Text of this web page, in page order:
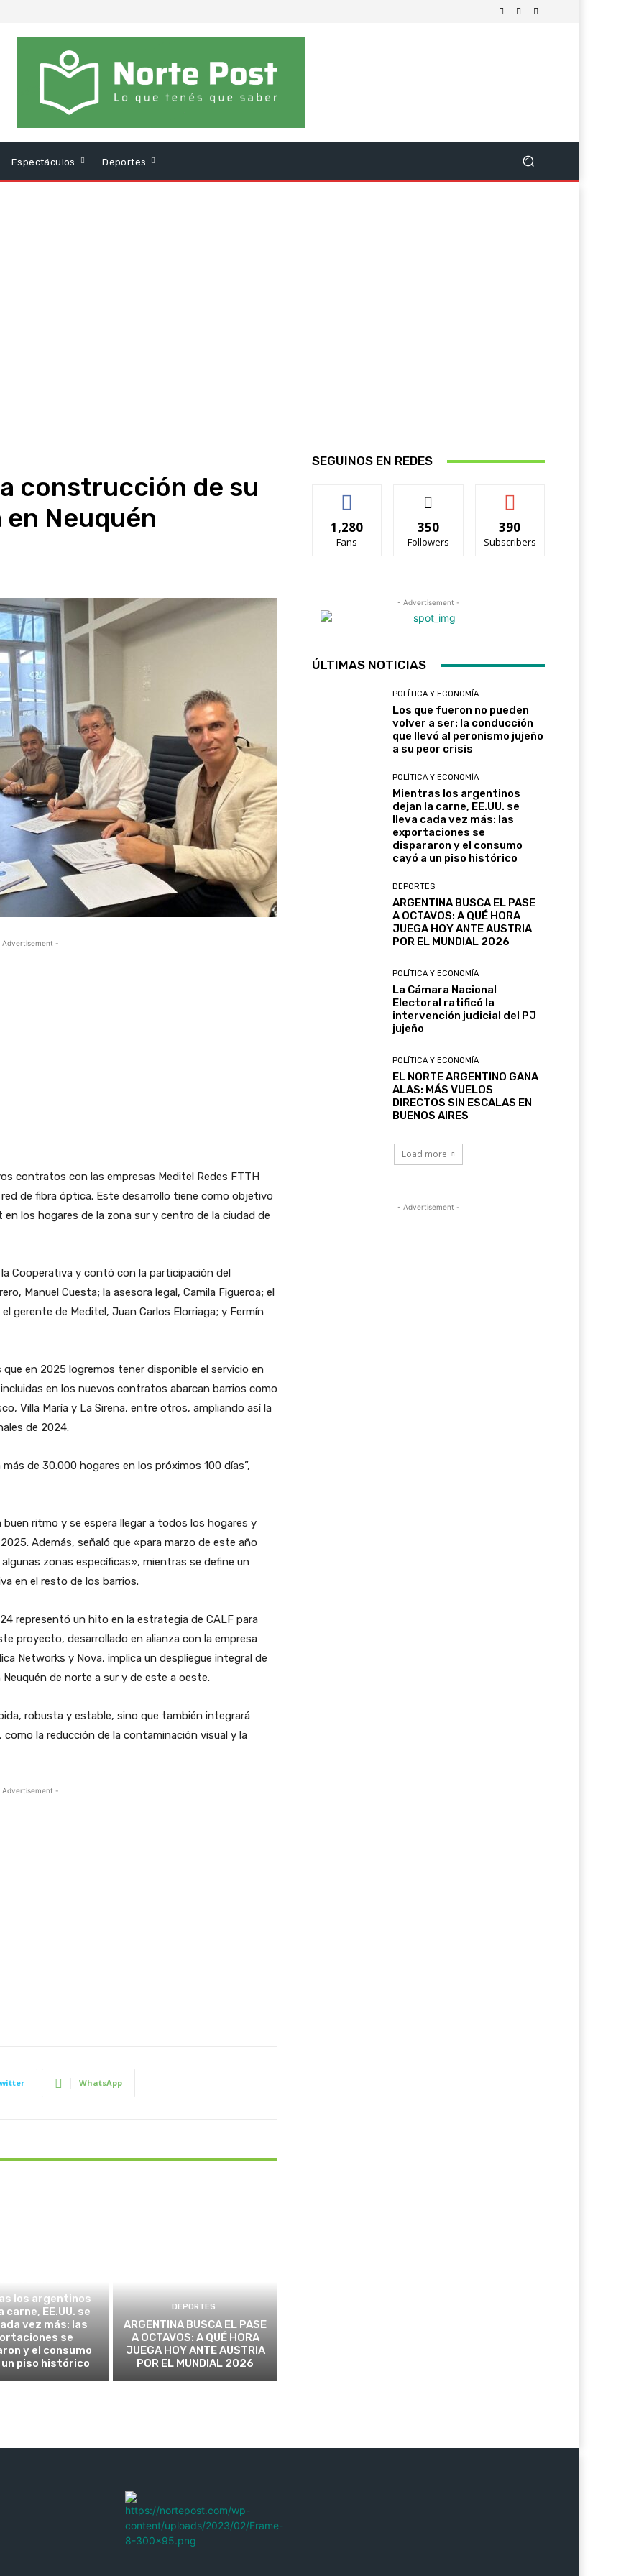
Espectáculos Deportes
construcción de su
Neuquén
-
contratos con las empresas Meditel Redes FTTH
de fibra óptica. Este desarrollo tiene como objetivo
los hogares de la zona sur y centro de la ciudad de
Cooperativa y contó con la participación del
Manuel Cuesta; la asesora legal, Camila Figueroa; el
gerente de Meditel, Juan Carlos Elorriaga; y Fermín
en 2025 logremos tener disponible el servicio en
en los nuevos contratos abarcan barrios como
Villa María y La Sirena, entre otros, ampliando así la
de 2024.
de 30.000 hogares en los próximos 100 días”,
ritmo y se espera llegar a todos los hogares y
Además, señaló que «para marzo de este año
zonas específicas», mientras se define un
en el resto de los barrios.
representó un hito en la estrategia de CALF para
proyecto, desarrollado en alianza con la empresa
Networks y Nova, implica un despliegue integral de
de norte a sur y de este a oeste.
robusta y estable, sino que también integrará
la reducción de la contaminación visual y la
-
WhatsApp
los argentinos
carne, EE.UU. se
vez más: las
se
y el consumo
un piso histórico
DEPORTES
ARGENTINA BUSCA EL PASE
A OCTAVOS: A QUÉ HORA
JUEGA HOY ANTE AUSTRIA
POR EL MUNDIAL 2026
SEGUINOS EN REDES
1,280
Fans
350
Followers
390
Subscribers
- Advertisement -
ÚLTIMAS NOTICIAS
POLÍTICA Y ECONOMÍA
Los que fueron no pueden
volver a ser: la conducción
que llevó al peronismo jujeño
a su peor crisis
POLÍTICA Y ECONOMÍA
Mientras los argentinos
dejan la carne, EE.UU. se
lleva cada vez más: las
exportaciones se
dispararon y el consumo
cayó a un piso histórico
DEPORTES
ARGENTINA BUSCA EL PASE
A OCTAVOS: A QUÉ HORA
JUEGA HOY ANTE AUSTRIA
POR EL MUNDIAL 2026
POLÍTICA Y ECONOMÍA
La Cámara Nacional
Electoral ratificó la
intervención judicial del PJ
jujeño
POLÍTICA Y ECONOMÍA
EL NORTE ARGENTINO GANA
ALAS: MÁS VUELOS
DIRECTOS SIN ESCALAS EN
BUENOS AIRES
Load more
- Advertisement -